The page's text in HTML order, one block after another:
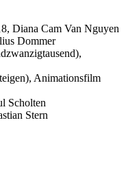
Diana Cam Van Nguyen
Dommer
Animationsfilm
Scholten
Stern